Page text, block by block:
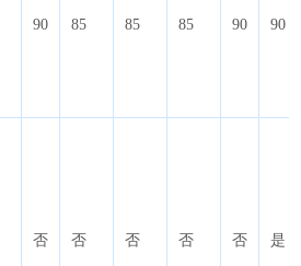
90 85 85 85 90 90
否 否 否 否 否 是